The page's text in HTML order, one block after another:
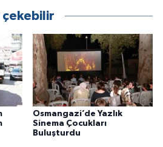
çekebilir
Osmangazi’de Yazlık
Sinema Çocukları
Buluşturdu